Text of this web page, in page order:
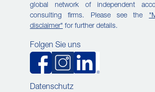
global network of independent
consulting firms. Please see the
disclaimer" for further details.
Datenschutz
Folgen Sie uns